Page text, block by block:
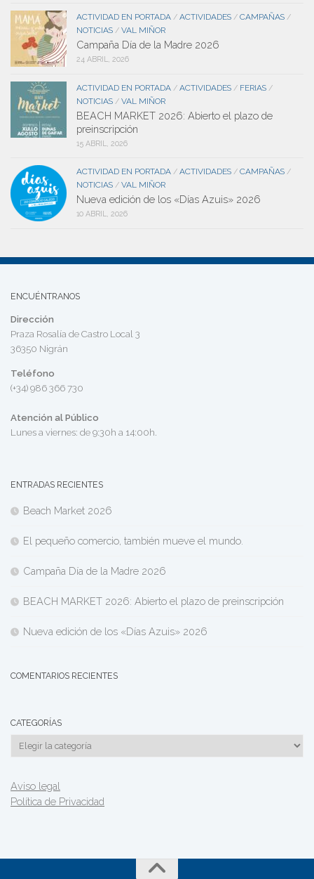
ACTIVIDAD EN PORTADA / ACTIVIDADES / CAMPAÑAS /
NOTICIAS / VAL MIÑOR
Campaña Día de la Madre 2026
24 ABRIL, 2026
ACTIVIDAD EN PORTADA / ACTIVIDADES / FERIAS /
NOTICIAS / VAL MIÑOR
BEACH MARKET 2026: Abierto el plazo de
preinscripción
15 ABRIL, 2026
ACTIVIDAD EN PORTADA / ACTIVIDADES / CAMPAÑAS /
NOTICIAS / VAL MIÑOR
Nueva edición de los «Días Azuis» 2026
10 ABRIL, 2026
ENCUÉNTRANOS
Dirección
Praza Rosalía de Castro Local 3
36350 Nigrán
Teléfono
(+34) 986 366 730
Atención al Público
Lunes a viernes: de 9:30h a 14:00h.
ENTRADAS RECIENTES
Beach Market 2026
El pequeño comercio, también mueve el mundo.
Campaña Día de la Madre 2026
BEACH MARKET 2026: Abierto el plazo de preinscripción
Nueva edición de los «Días Azuis» 2026
COMENTARIOS RECIENTES
CATEGORÍAS
Categorías
Aviso legal
Política de Privacidad